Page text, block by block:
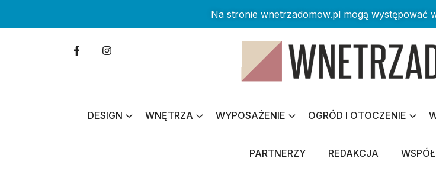
Na stronie wnetrzadomow.pl mogą występować
DESIGN WNĘTRZA WYPOSAŻENIE OGRÓD I OTOCZENIE
PARTNERZY REDAKCJA